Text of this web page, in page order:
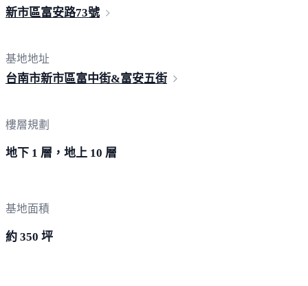
新市區富安路73號
基地地址
台南市新市區富中街&富安五街
樓層規劃
地下 1 層，地上 10 層
基地面積
約 350 坪